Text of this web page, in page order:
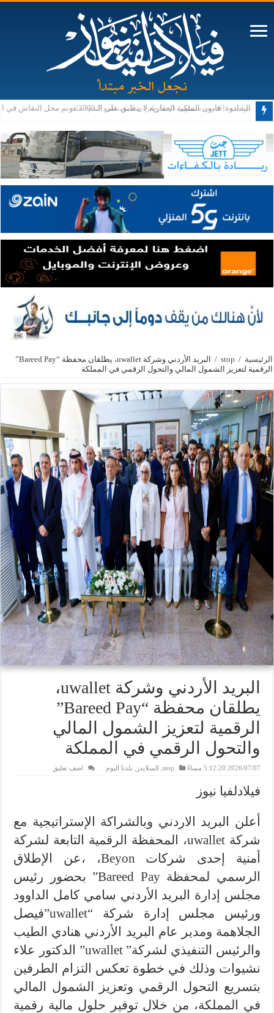
ترامب: الحرب ستنتهي قريبا وإيران لا تستطيع المواصلة
الرئيسية /
stop
/
البريد الأردني وشركة uwallet، يطلقان محفظة “Bareed Pay”
الرقمية لتعزيز الشمول المالي والتحول الرقمي في المملكة
البريد الأردني وشركة uwallet،
يطلقان محفظة “Bareed Pay”
الرقمية لتعزيز الشمول المالي
والتحول الرقمي في المملكة
2026/07/07 5:12:20 مساءً stop السلايدر بلدنا اليوم اضف تعليق
فيلادلفيا نيوز
أعلن البريد الاردني وبالشراكة الإستراتيجية مع
شركة uwallet، المحفظة الرقمية التابعة لشركة
أمنية إحدى شركات Beyon، ،عن الإطلاق
الرسمي لمحفظة Bareed Pay” بحضور رئيس
مجلس إدارة البريد الأردني سامي كامل الداوود
ورئيس مجلس إدارة شركة “uwallet”فيصل
الجلاهمة ومدير عام البريد الأردني هنادي الطيب
والرئيس التنفيذي لشركة” uwallet” الدكتور علاء
نشيوات وذلك في خطوة تعكس التزام الطرفين
بتسريع التحول الرقمي وتعزيز الشمول المالي
في المملكة، من خلال توفير حلول مالية رقمية